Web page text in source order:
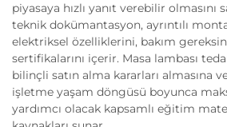
piyasaya hızlı yanıt verebilir
teknik dokümantasyon, ayrıntılı
elektriksel özelliklerini, bakım
sertifikalarını içerir. Masa lambası
bilinçli satın alma kararları almasına
işletme yaşam döngüsü boyunca
yardımcı olacak kapsamlı eğitim